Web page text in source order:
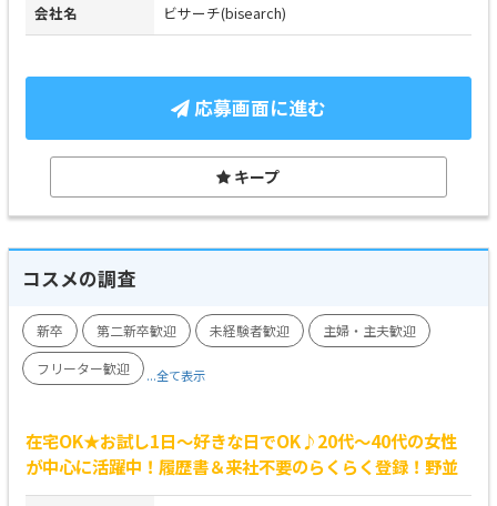
会社名 ビサーチ(bisearch)
応募画面に進む
キープ
コスメの調査
新卒 第二新卒歓迎 未経験者歓迎
主婦・主夫歓迎
フリーター歓迎
...全て表示
在宅OK★お試し1日～好きな日でOK♪20代～40代の女性
が中心に活躍中！履歴書＆来社不要のらくらく登録！野並